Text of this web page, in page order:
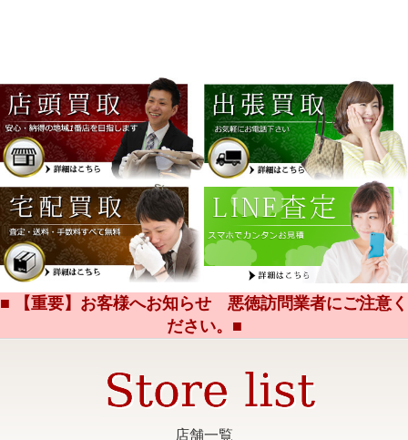
■ 【重要】お客様へお知らせ 悪徳訪問業者にご注意く
ださい。■
店舗一覧